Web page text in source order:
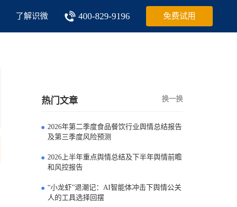
了解识微 400-829-9196 免费试用
热门文章 换一换
2026年第二季度食品餐饮行业舆情总结报告
及第三季度风险预测
2026上半年重点舆情总结及下半年舆情前瞻
和风控报告
“小龙虾”退潮记：AI智能体冲击下舆情公关
人的工具选择回摆